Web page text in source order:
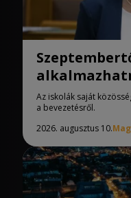
iskolák
Az iskolák saját
a bevezetésről.
2026. augusztus 10.